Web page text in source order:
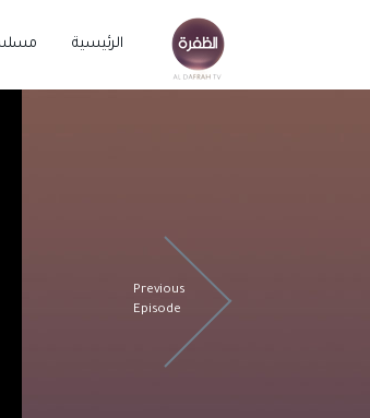
الرئيسية
Previous
Episode